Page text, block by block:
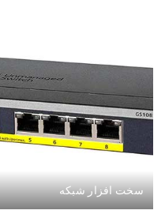
سخت افزار شبکه